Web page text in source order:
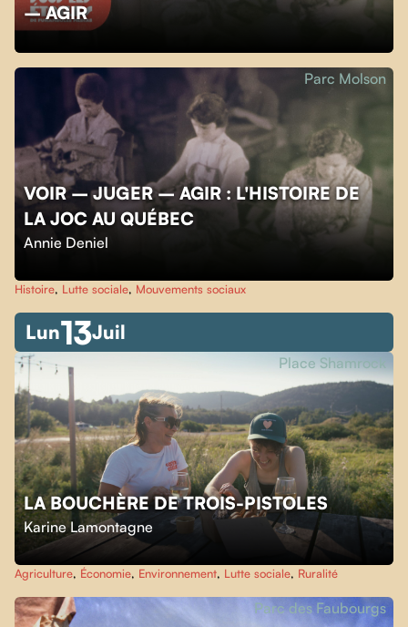
– AGIR
VOIR – JUGER – AGIR : L'HISTOIRE DE
LA JOC AU QUÉBEC
Annie Deniel
Parc Molson
Histoire, Lutte sociale, Mouvements sociaux
Lun13Juil
LA BOUCHÈRE DE TROIS-PISTOLES
Karine Lamontagne
Place Shamrock
Agriculture, Économie, Environnement, Lutte sociale, Ruralité
Parc des Faubourgs